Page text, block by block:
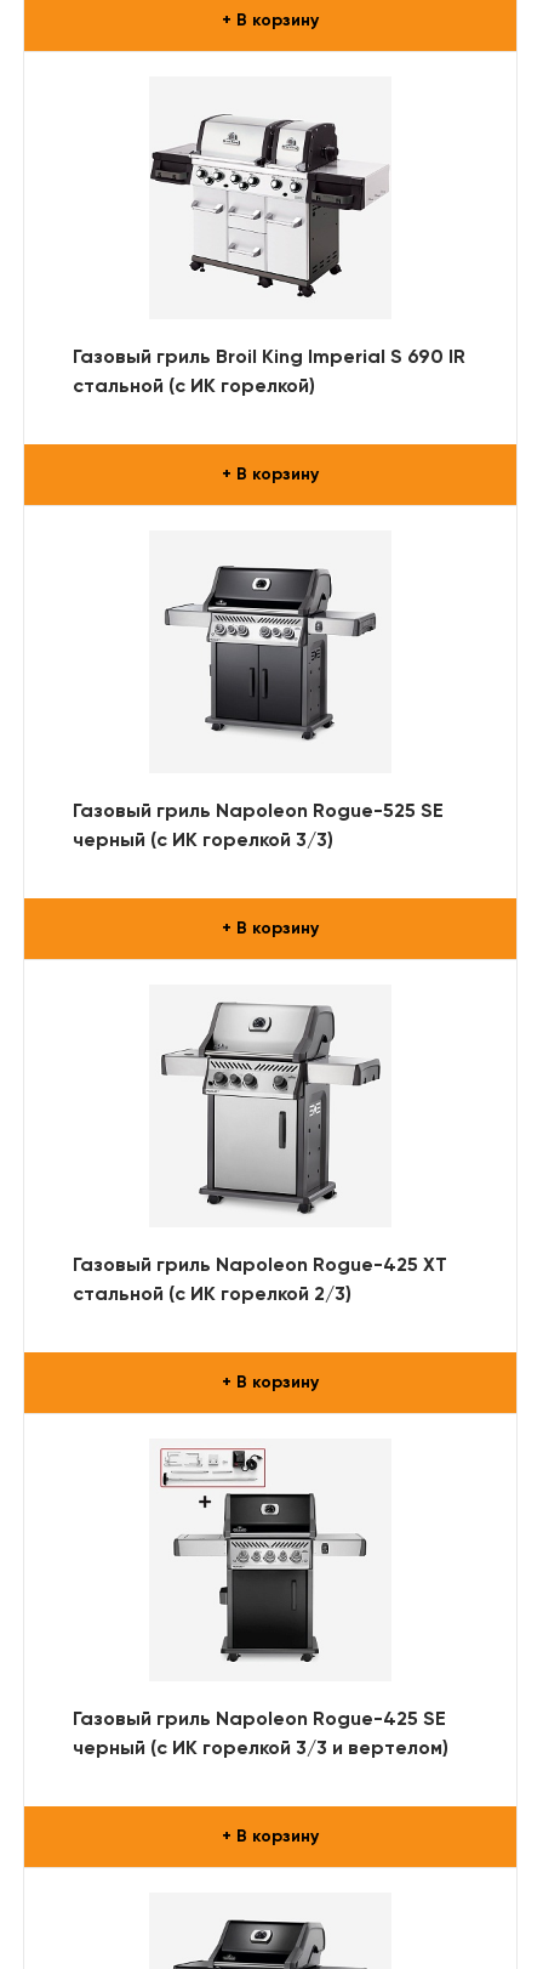
+ В корзину
Газовый гриль Broil King Imperial S 690 IR
стальной (с ИК горелкой)
+ В корзину
Газовый гриль Napoleon Rogue-525 SE
черный (с ИК горелкой 3/3)
+ В корзину
Газовый гриль Napoleon Rogue-425 XT
стальной (с ИК горелкой 2/3)
+ В корзину
Газовый гриль Napoleon Rogue-425 SE
черный (с ИК горелкой 3/3 и вертелом)
+ В корзину